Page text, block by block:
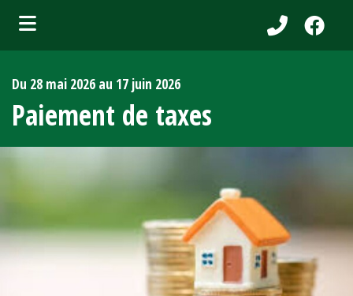
(Attraits touristiques )
(Affaires et entreprises )
Du 28 mai 2026 au 17 juin 2026
Paiement de taxes